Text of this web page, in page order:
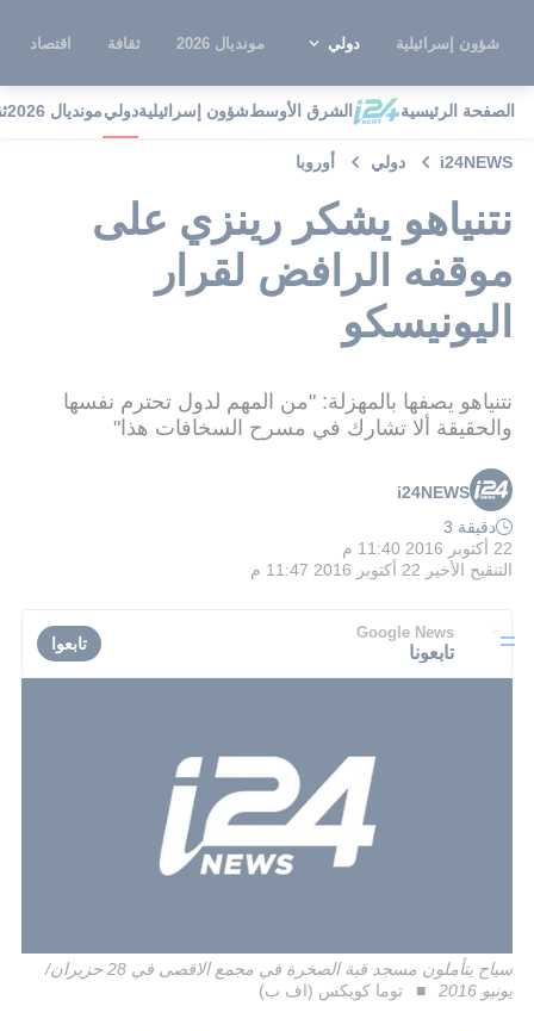
شؤون إسرائيلية دولي مونديال 2026 ثقافة اقتصاد
الصفحة الرئيسية الشرق الأوسطشؤون إسرائيليةدوليمونديال 2026
i24NEWS دولي أوروبا
نتنياهو يشكر رينزي على
موقفه الرافض لقرار
اليونيسكو
نتنياهو يصفها بالمهزلة: "من المهم لدول تحترم نفسها
والحقيقة ألا تشارك في مسرح السخافات هذا"
i24NEWS
دقيقة 3
22 أكتوبر 2016 11:40 م
التنقيح الأخير 22 أكتوبر 2016 11:47 م
Google News
تابعونا تابعوا
سياح يتأملون مسجد قبة الصخرة في مجمع الاقصى في 28 حزيران/
يونيو 2016
توما كويكس (اف ب)